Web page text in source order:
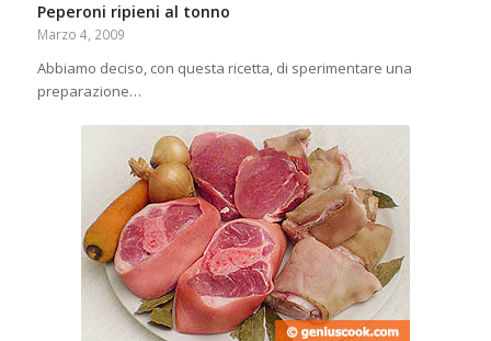
Peperoni ripieni al tonno
Marzo 4, 2009
Abbiamo deciso, con questa ricetta, di sperimentare una
preparazione…